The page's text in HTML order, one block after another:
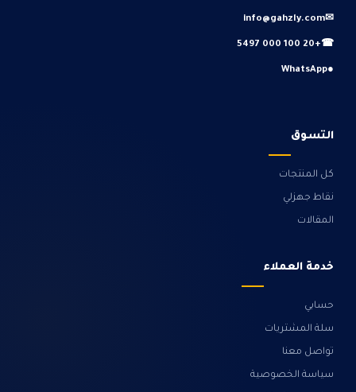
✉
info@gahzly.com
☎
+20 100 000 5497
●
WhatsApp
التسوق
كل المنتجات
نقاط جهزلي
المقالات
خدمة العملاء
حسابي
سلة المشتريات
تواصل معنا
سياسة الخصوصية